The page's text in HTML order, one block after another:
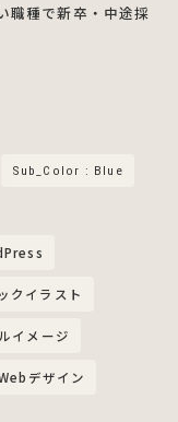
職種で新卒・中途採
Sub_Color : Blue
クイラスト
イメージ
デザイン